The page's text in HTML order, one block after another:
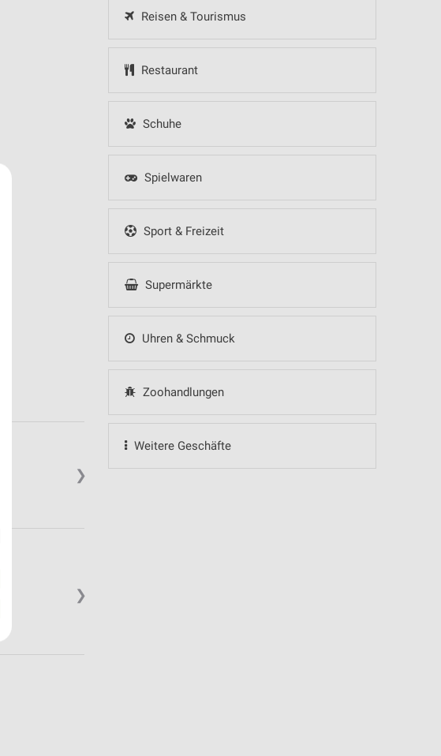
Reisen & Tourismus
Restaurant
Schuhe
Spielwaren
Sport & Freizeit
Supermärkte
Uhren & Schmuck
Zoohandlungen
Weitere Geschäfte
❯
❯